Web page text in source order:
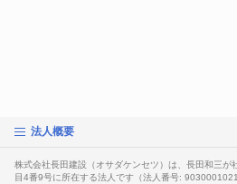
法人概要
株式会社長田建設（オサダケンセツ）は、長田和三が
目4番9号に所在する法人です（法人番号: